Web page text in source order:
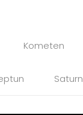
Kometen
Saturn